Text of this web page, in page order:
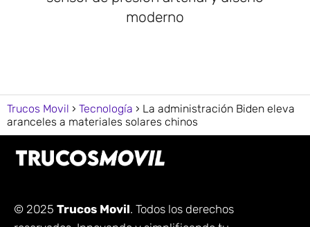
moderno
Trucos Movil Tecnología
La administración Biden eleva
aranceles a materiales solares chinos
© 2025 Trucos Movil. Todos los derechos